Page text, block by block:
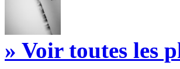
» Voir toutes les